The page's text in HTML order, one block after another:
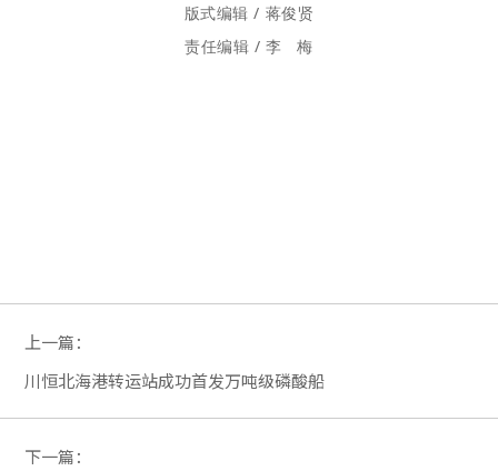
版式编辑 / 蒋俊贤
责任编辑 / 李 梅
上一篇：
川恒北海港转运站成功首发万吨级磷酸船
下一篇：